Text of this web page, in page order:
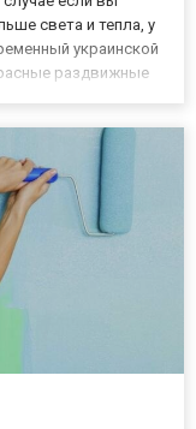
света и тепла, у
украинской
раздвижные